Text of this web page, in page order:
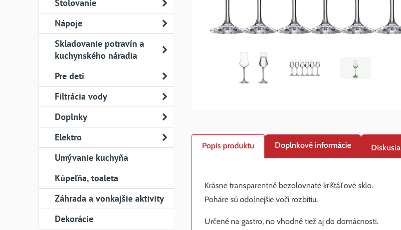
Stolovanie
Nápoje
Skladovanie potravín a
kuchynského náradia
Pre deti
Filtrácia vody
Doplnky
Elektro
Umývanie kuchyňa
Kúpeľňa, toaleta
Záhrada a vonkajšie aktivity
Dekorácie
Popis produktu Doplnkové informácie Diskusia
Krásne transparentné bezolovnaté krištáľové sklo.
Poháre sú odolnejšie voči rozbitiu.
Určené na gastro, no vhodné tiež aj do domácnosti.